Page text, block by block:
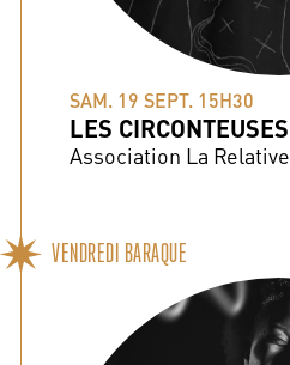
SAM. 19 SEPT. 15H30
LES CIRCONTEUSES
Association La Relative
VENDREDI BARAQUE